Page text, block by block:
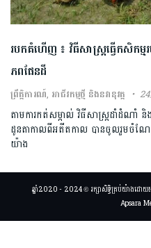
របកគំហើញ ៖ វិធីសាស្ត្រធ្វើកសិក
ភពផែនដី
ព្រឹត្តិការណ៍, អាជីវកម្មថ្មី និងនវានុវត្ត
តាមការកត់សម្កាល់ វិធីសាស្ត្រដាំដំណាំ
ដូនតាកាលពីអតីតកាល បានចូលរួមចំណែ
យ៉ាង
ឆ្នាំ2020 - 2024 © រក្សាសិទ្ធិគ្រប់យ៉ាងដោយ៖
Apsara